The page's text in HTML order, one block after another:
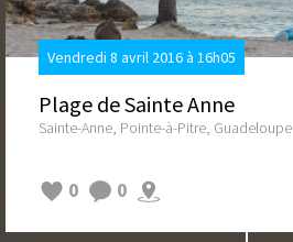
Vendredi 8 avril 2016 à 16h05
Plage de Sainte Anne
Sainte-Anne, Pointe-à-Pitre, Guadeloupe
0 0